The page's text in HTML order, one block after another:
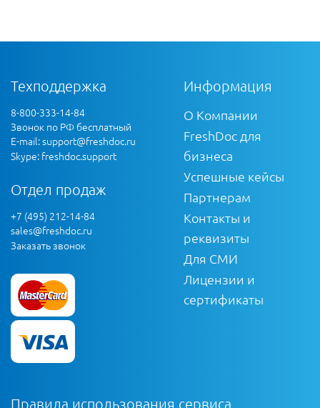
Техподдержка
8-800-333-14-84
Звонок по РФ бесплатный
E-mail:support@freshdoc.ru
Skype: freshdoc.support
Отдел продаж
+7 (495) 212-14-84
sales@freshdoc.ru
Заказать звонок
Информация
О Компании
FreshDoc для
бизнеса
Успешные кейсы
Партнерам
Контакты и
реквизиты
Для СМИ
Лицензии и
сертификаты
Правила использования сервиса